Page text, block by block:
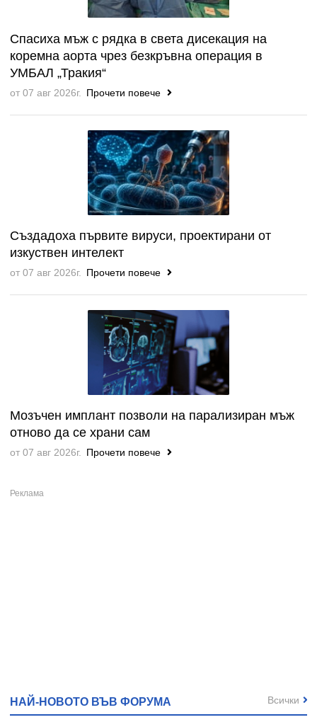
Спасиха мъж с рядка в света дисекация на
коремна аорта чрез безкръвна операция в
УМБАЛ „Тракия“
от 07 авг 2026г. Прочети повече
Създадоха първите вируси, проектирани от
изкуствен интелект
от 07 авг 2026г. Прочети повече
Мозъчен имплант позволи на парализиран мъж
отново да се храни сам
от 07 авг 2026г. Прочети повече
НАЙ-НОВОТО ВЪВ ФОРУМА Всички